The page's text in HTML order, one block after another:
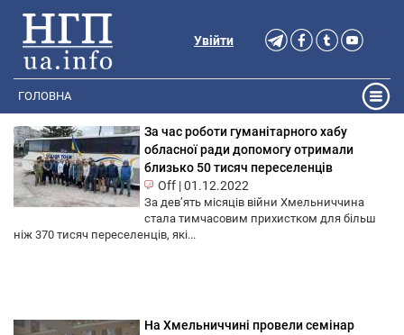
Увійти
ГОЛОВНА
За час роботи гуманітарного хабу
обласної ради допомогу отримали
близько 50 тисяч переселенців
Off |01.12.2022
За дев’ять місяців війни Хмельниччина
стала тимчасовим прихистком для більш
ніж 370 тисяч переселенців, які...
На Хмельниччині провели семінар